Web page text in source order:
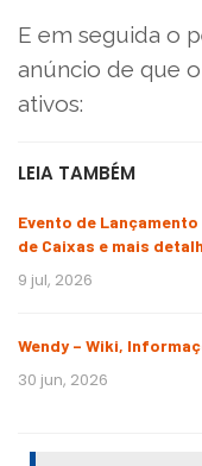
E em seguida o
anúncio de que
ativos:
LEIA TAMBÉM
Evento de
de Caixas e mais
9 jul, 2026
Wendy – Wiki,
30 jun, 2026